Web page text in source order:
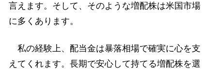
言えます。そして、そのような増配株は米国市場
に多くあります。
私の経験上、配当金は暴落相場で確実に心を支
えてくれます。長期で安心して持てる増配株を選